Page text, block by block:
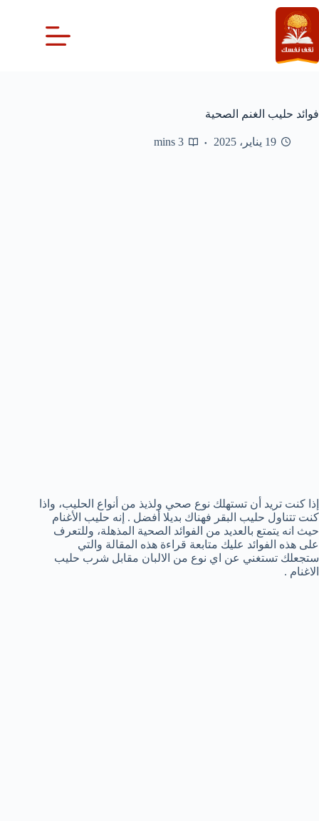
التجاوز
إلى
المحتوى
فوائد حليب الغنم الصحية
19 يناير، 2025 3 mins
إذا كنت تريد أن تستهلك نوع صحي ولذيذ من أنواع الحليب، واذا
كنت تتناول حليب البقر فهناك بديلا أفضل . إنه حليب الأغنام
حيث انه يتمتع بالعديد من الفوائد الصحية المذهلة، وللتعرف
على هذه الفوائد عليك متابعة قراءة هذه المقالة والتي
ستجعلك تستغني عن اي نوع من الالبان مقابل شرب حليب
الاغنام .